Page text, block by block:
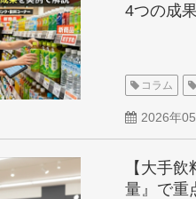
4つの成
コラム
2026年
【大手
量』で重